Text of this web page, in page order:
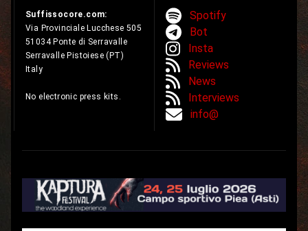
Suffissocore.com:
Via Provinciale Lucchese 505
51034 Ponte di Serravalle
Serravalle Pistoiese (PT)
Italy
No electronic press kits.
Spotify
Bot
Insta
Reviews
News
Interviews
info@